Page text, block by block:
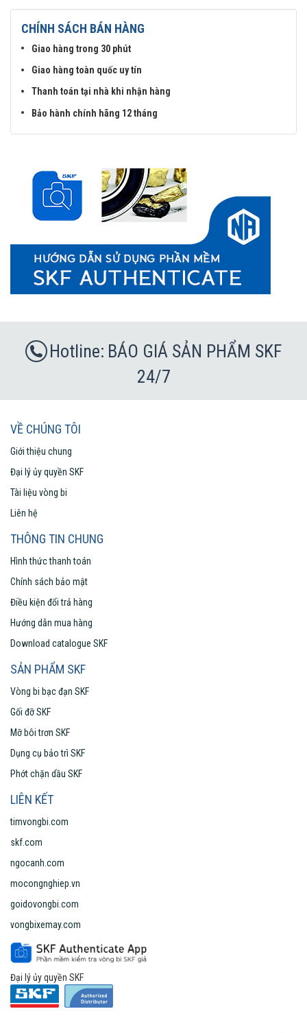
CHÍNH SÁCH BÁN HÀNG
Giao hàng trong 30 phút
Giao hàng toàn quốc uy tín
Thanh toán tại nhà khi nhận hàng
Bảo hành chính hãng 12 tháng
BÁO GIÁ SẢN PHẨM SKF
24/7
VỀ CHÚNG TÔI
Giới thiệu chung
Đại lý ủy quyền SKF
Tài liệu vòng bi
Liên hệ
THÔNG TIN CHUNG
Hình thức thanh toán
Chính sách bảo mật
Điều kiện đổi trả hàng
Hướng dẫn mua hàng
Download catalogue SKF
SẢN PHẨM SKF
Vòng bi bạc đạn SKF
Gối đỡ SKF
Mỡ bôi trơn SKF
Dụng cụ bảo trì SKF
Phớt chặn dầu SKF
LIÊN KẾT
timvongbi.com
skf.com
ngocanh.com
mocongnghiep.vn
goidovongbi.com
vongbixemay.com
Đại lý ủy quyền SKF